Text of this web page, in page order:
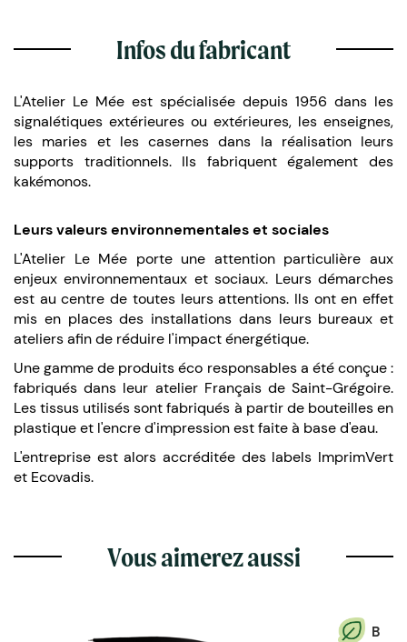
Infos du fabricant
L'Atelier Le Mée est spécialisée depuis 1956 dans les
signalétiques extérieures ou extérieures, les enseignes,
les maries et les casernes dans la réalisation leurs
supports traditionnels. Ils fabriquent également des
kakémonos.
Leurs valeurs environnementales et sociales
L'Atelier Le Mée porte une attention particulière aux
enjeux environnementaux et sociaux. Leurs démarches
est au centre de toutes leurs attentions. Ils ont en effet
mis en places des installations dans leurs bureaux et
ateliers afin de réduire l'impact énergétique.
Une gamme de produits éco responsables a été conçue :
fabriqués dans leur atelier Français de Saint-Grégoire.
Les tissus utilisés sont fabriqués à partir de bouteilles en
plastique et l'encre d'impression est faite à base d'eau.
L'entreprise est alors accréditée des labels ImprimVert
et Ecovadis.
Vous aimerez aussi
B